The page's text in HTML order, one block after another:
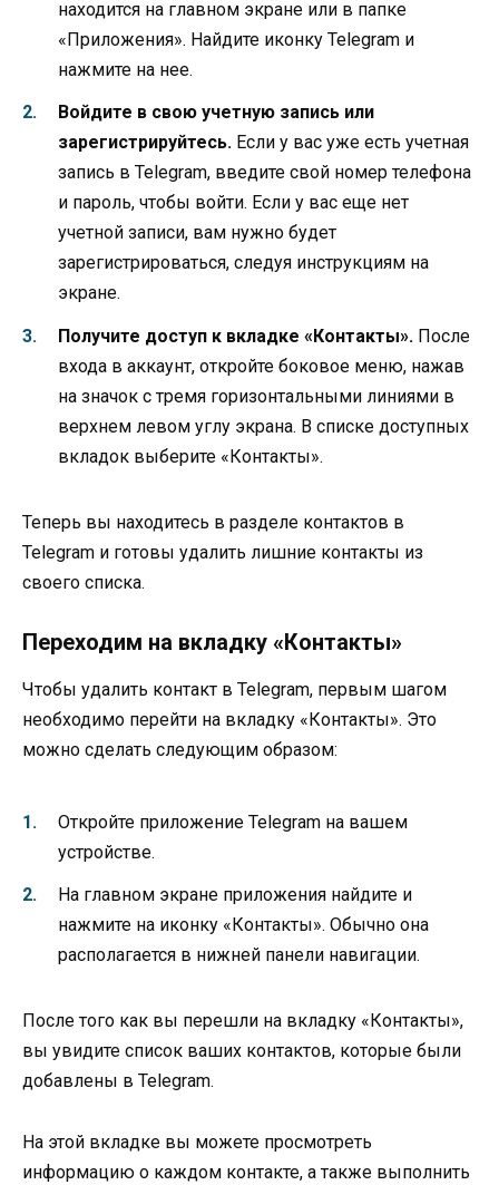
находится на главном экране или в папке
«Приложения». Найдите иконку Telegram и
нажмите на нее.
Войдите в свою учетную запись или
зарегистрируйтесь. Если у вас уже есть учетная
запись в Telegram, введите свой номер телефона
и пароль, чтобы войти. Если у вас еще нет
учетной записи, вам нужно будет
зарегистрироваться, следуя инструкциям на
экране.
Получите доступ к вкладке «Контакты». После
входа в аккаунт, откройте боковое меню, нажав
на значок с тремя горизонтальными линиями в
верхнем левом углу экрана. В списке доступных
вкладок выберите «Контакты».
Теперь вы находитесь в разделе контактов в
Telegram и готовы удалить лишние контакты из
своего списка.
Переходим на вкладку «Контакты»
Чтобы удалить контакт в Telegram, первым шагом
необходимо перейти на вкладку «Контакты». Это
можно сделать следующим образом:
Откройте приложение Telegram на вашем
устройстве.
На главном экране приложения найдите и
нажмите на иконку «Контакты». Обычно она
располагается в нижней панели навигации.
После того как вы перешли на вкладку «Контакты»,
вы увидите список ваших контактов, которые были
добавлены в Telegram.
На этой вкладке вы можете просмотреть
информацию о каждом контакте, а также выполнить